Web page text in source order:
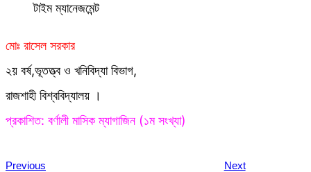
টাইম ম্যানেজমেন্ট
মোঃ রাসেল সরকার
২য় বর্ষ,ভূতত্ত্ব ও খনিবিদ্যা বিভাগ,
রাজশাহী বিশ্ববিদ্যালয় ।
প্রকাশিত: বর্ণালী মাসিক ম্যাগাজিন (১ম সংখ্যা)
Previous Next